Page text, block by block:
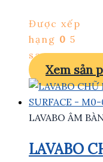
Được xếp
hạng 0 5
sao
Xem sản
LAVABO ÂM
LAVABO